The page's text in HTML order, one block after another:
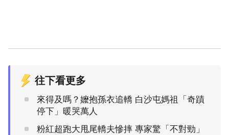
往下看更多
來得及嗎？嬤抱孫衣追轎 白沙屯媽祖「奇蹟
停下」暖哭萬人
粉紅超跑大甩尾轎夫慘摔 專家驚「不對勁」